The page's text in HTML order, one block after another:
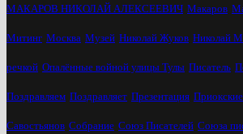
МАКАРОВ НИКОЛАЙ АЛЕКСЕЕВИЧ Макаров
Митинг Москва Музей Николай Жуков Николай
речкой Опалённые войной улицы Тулы Писатель
Поздравляем Поздравляет Презентация
Савостьянов Собрание Союз Писателей Союза